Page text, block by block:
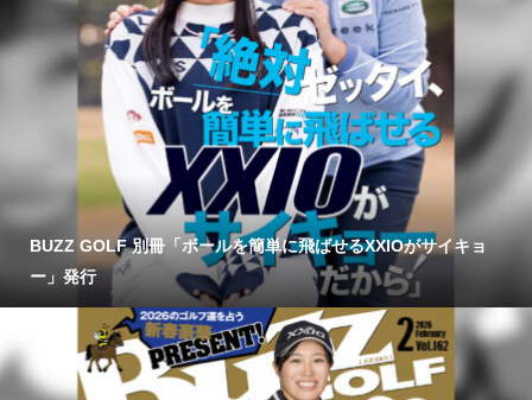
BUZZ GOLF 別冊「ボールを簡単に飛ばせるXXIOがサイキョ
ー」発行